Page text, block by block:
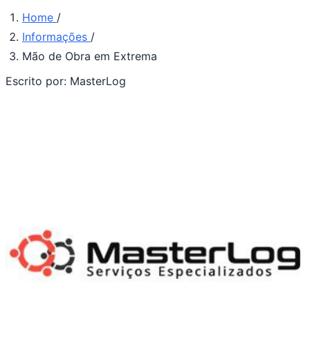
Home /
Informações /
Mão de Obra em Extrema
Escrito por: MasterLog